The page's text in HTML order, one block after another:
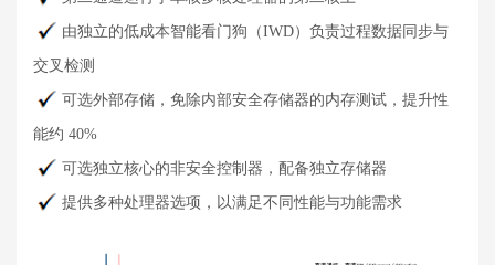
由独立的低成本智能看门狗（IWD）负责过程数据同步与
交叉检测
可选外部存储，免除内部安全存储器的内存测试，提升性
能约 40%
可选独立核心的非安全控制器，配备独立存储器
提供多种处理器选项，以满足不同性能与功能需求